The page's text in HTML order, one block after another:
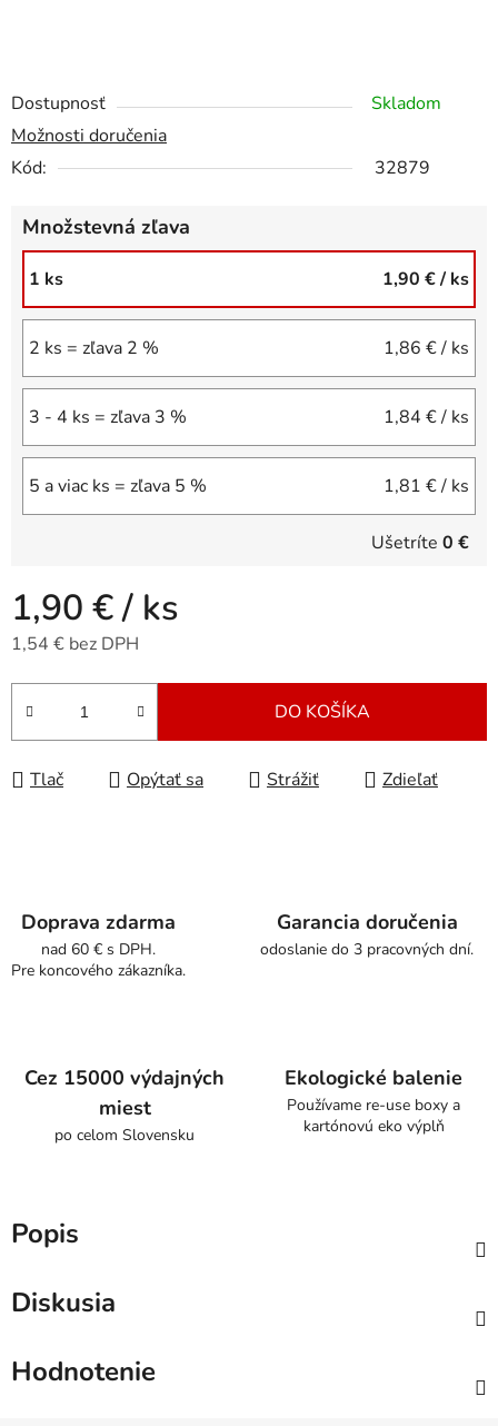
Dostupnosť
Skladom
Možnosti doručenia
Kód:
32879
Množstevná zľava
1 ks 1,90 €/ ks
2 ks = zľava 2 % 1,86 €/ ks
3 - 4 ks = zľava 3 % 1,84 €/ ks
5 a viac ks = zľava 5 % 1,81 €/ ks
Ušetríte 0 €
1,90 €/ ks
1,54 € bez DPH
Jednotková cena:
DO KOŠÍKA
Tlač Opýtať sa Strážiť Zdieľať
Doprava zdarma
nad 60 € s DPH.
Pre koncového zákazníka.
Garancia doručenia
odoslanie do 3 pracovných dní.
Cez 15000 výdajných
miest
po celom Slovensku
Ekologické balenie
Používame re-use boxy a
kartónovú eko výplň
Popis
Diskusia
Hodnotenie